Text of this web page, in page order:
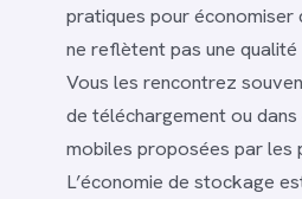
pratiques pour économiser
ne reflètent pas une
Vous les rencontrez
de téléchargement ou
mobiles proposées par les
L’économie de stockage